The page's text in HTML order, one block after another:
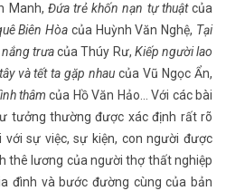
Manh, Đứa trẻ khốn nạn tự thuậtcủa
Biên Hòa của Huỳnh Văn Nghệ, Tại
trưacủa Thúy Rư, Kiếp người lao
và tết ta gặp nhau của Vũ Ngọc Ẩn,
thâm của Hồ Văn Hảo… Với các bài
tưởng thường được xác định rất rõ
sự việc, sự kiện, con người được
thê lương của người thợ thất nghiệp
đình và bước đường cùng của bản